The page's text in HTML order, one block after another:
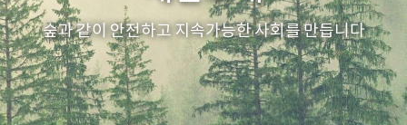
숲과 같이 안전하고 지속가능한 사회를 만듭니다